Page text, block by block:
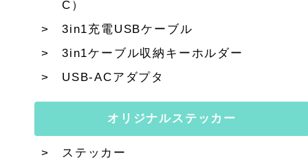
C）
3in1充電USBケーブル
3in1ケーブル収納キーホルダー
USB-ACアダプタ
オリジナルステッカー
ステッカー